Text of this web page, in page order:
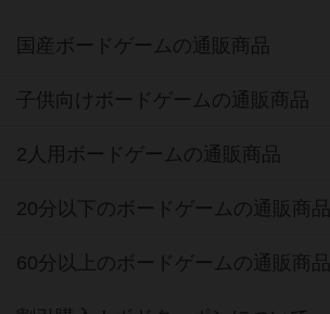
国産ボードゲームの通販商品
子供向けボードゲームの通販商品
2人用ボードゲームの通販商品
20分以下のボードゲームの通販商品
60分以上のボードゲームの通販商品